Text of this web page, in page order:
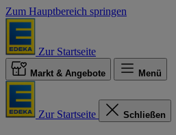
Zum Hauptbereich springen
Zur Startseite
Markt & Angebote Menü
Zur Startseite Schließen